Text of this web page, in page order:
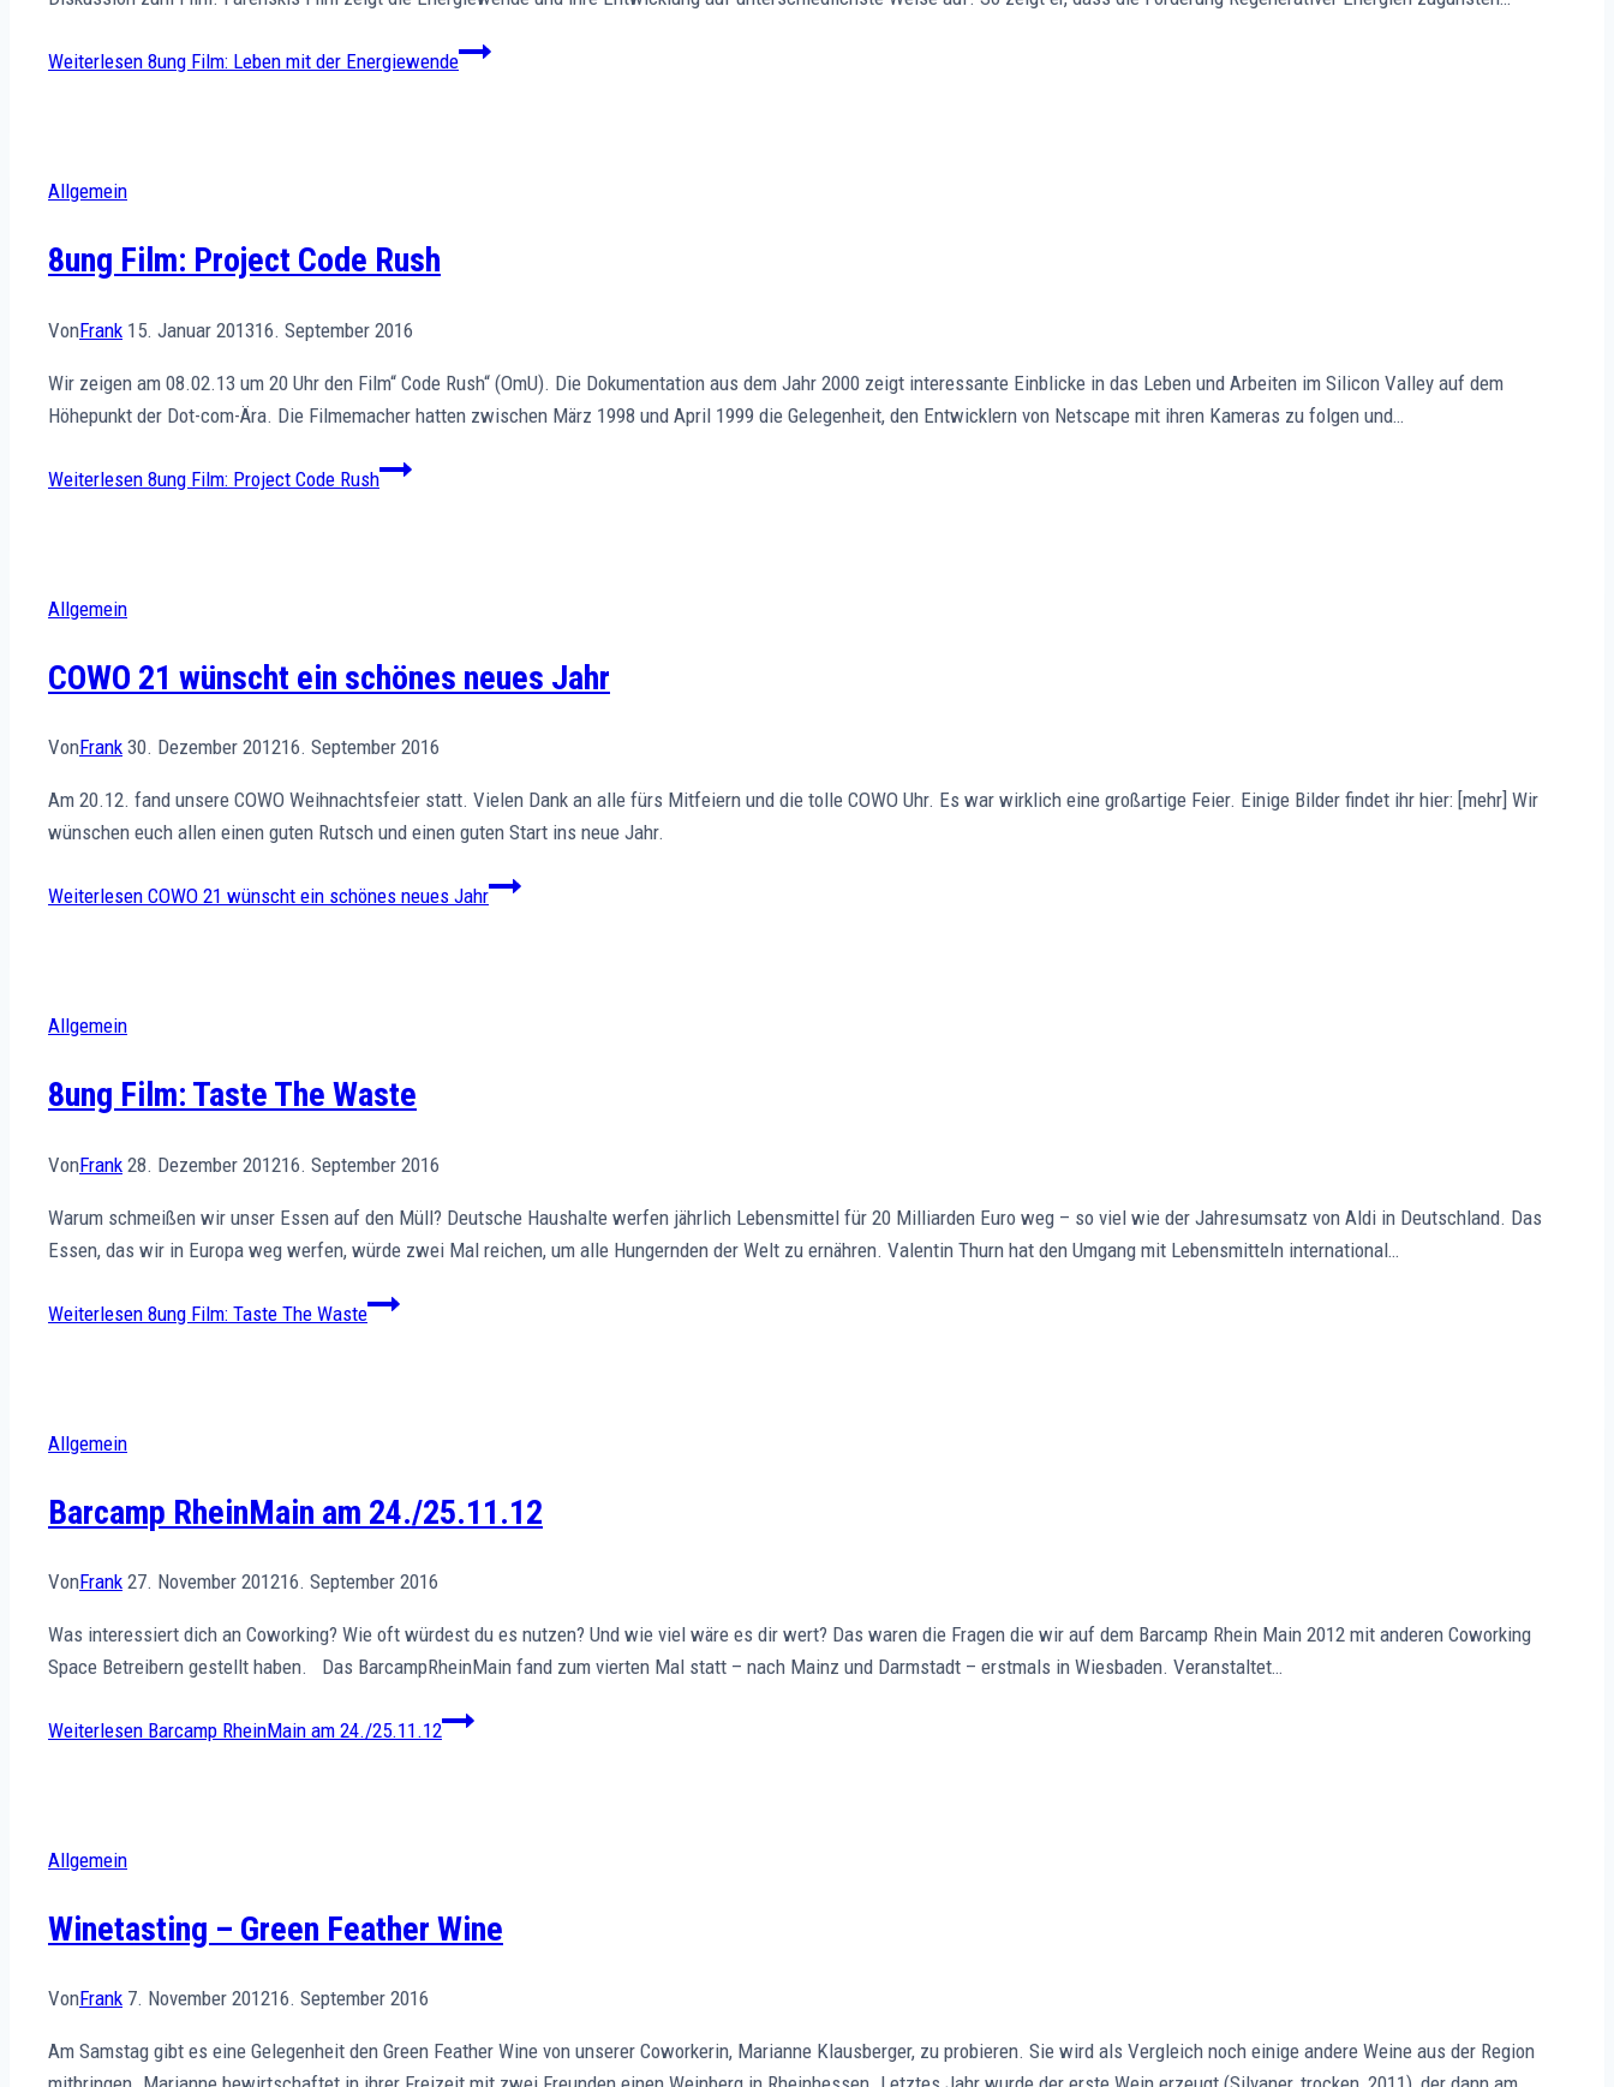
Weiterlesen 8ung Film: Leben mit der Energiewende
Allgemein
8ung Film: Project Code Rush
VonFrank 15. Januar 201316. September 2016
Wir zeigen am 08.02.13 um 20 Uhr den Film“ Code Rush“ (OmU). Die Dokumentation aus dem Jahr 2000 zeigt interessante Einblicke in das Leben und Arbeiten im Silicon Valley auf dem
Höhepunkt der Dot-com-Ära. Die Filmemacher hatten zwischen März 1998 und April 1999 die Gelegenheit, den Entwicklern von Netscape mit ihren Kameras zu folgen und…
Weiterlesen 8ung Film: Project Code Rush
Allgemein
COWO 21 wünscht ein schönes neues Jahr
VonFrank 30. Dezember 201216. September 2016
Am 20.12. fand unsere COWO Weihnachtsfeier statt. Vielen Dank an alle fürs Mitfeiern und die tolle COWO Uhr. Es war wirklich eine großartige Feier. Einige Bilder findet ihr hier: [mehr] Wir
wünschen euch allen einen guten Rutsch und einen guten Start ins neue Jahr.
Weiterlesen COWO 21 wünscht ein schönes neues Jahr
Allgemein
8ung Film: Taste The Waste
VonFrank 28. Dezember 201216. September 2016
Warum schmeißen wir unser Essen auf den Müll? Deutsche Haushalte werfen jährlich Lebensmittel für 20 Milliarden Euro weg – so viel wie der Jahresumsatz von Aldi in Deutschland. Das
Essen, das wir in Europa weg werfen, würde zwei Mal reichen, um alle Hungernden der Welt zu ernähren. Valentin Thurn hat den Umgang mit Lebensmitteln international…
Weiterlesen 8ung Film: Taste The Waste
Allgemein
Barcamp RheinMain am 24./25.11.12
VonFrank 27. November 201216. September 2016
Was interessiert dich an Coworking? Wie oft würdest du es nutzen? Und wie viel wäre es dir wert? Das waren die Fragen die wir auf dem Barcamp Rhein Main 2012 mit anderen Coworking
Space Betreibern gestellt haben. Das BarcampRheinMain fand zum vierten Mal statt – nach Mainz und Darmstadt – erstmals in Wiesbaden. Veranstaltet…
Weiterlesen Barcamp RheinMain am 24./25.11.12
Allgemein
Winetasting – Green Feather Wine
VonFrank 7. November 201216. September 2016
Am Samstag gibt es eine Gelegenheit den Green Feather Wine von unserer Coworkerin, Marianne Klausberger, zu probieren. Sie wird als Vergleich noch einige andere Weine aus der Region